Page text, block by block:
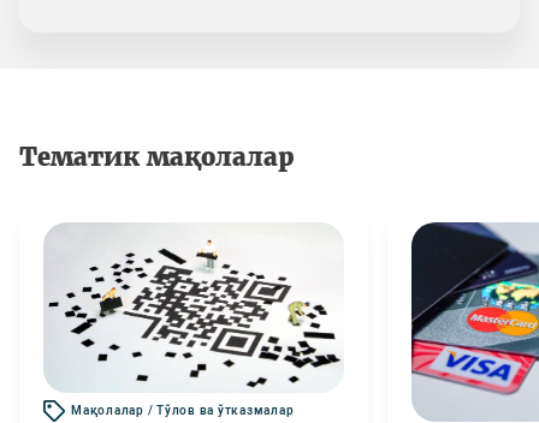
Тематик мақолалар
Мақолалар / Тўлов ва ўтказмалар